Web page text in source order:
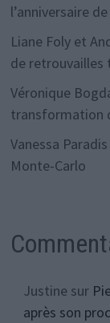
l’anniversaire
Liane Foly et
de retrouvailles
Véronique
transformation
Vanessa
Monte-Carlo
Justinesur
après son